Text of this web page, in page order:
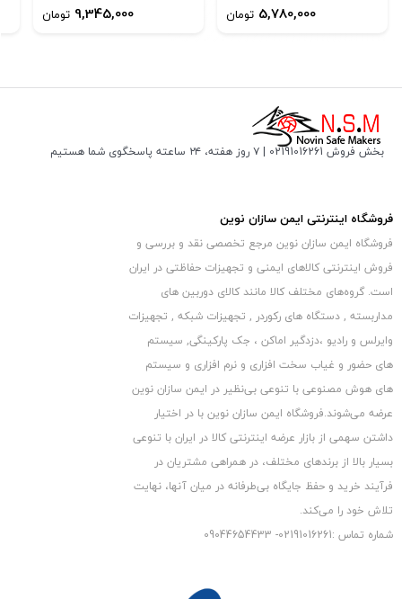
.
ضبط و عکسبرداری دوربین شکاری فورکی
مگاپیکسل ، فیلم‌هایی با کیفیت 1520P و صدای فوق العاده شفاف را
ثبت کند. در واقع زنده تر و واضح تر به شما نمایش داده می شود. از
آنجایی که این عکس و فیلم ها از کیفیت و جزئیات بالایی برخوردار
هستند، می تواند از آن ها برای بروز کردن مقالات علمی استفاده کرد.
دوربین تله ای 4K قابلیت ضبط حلقه ای نیز دارد، هنگامی که حافظه
5,780,000 تومان 9,345,000 تومان
بخش فروش 02191016261 | ۷ روز هفته، ۲۴ ساعته پاسخگوی شما هستیم
فروشگاه اینترنتی ایمن سازان نوین
فروشگاه ایمن سازان نوین مرجع تخصصی نقد و بررسی و
فروش اینترنتی کالاهای ایمنی و تجهیزات حفاظتی در ایران
است. گروه‏‏‌های مختلف کالا مانند کالای دوربین های
مداربسته , دستگاه های رکوردر , تجهیزات شبکه , تجهیزات
وایرلس و رادیو ،دزدگیر اماکن ، جک پارکینگی, سیستم
های حضور و غیاب سخت افزاری و نرم افزاری و سیستم
های هوش مصنوعی با تنوعی بی‌نظیر در ایمن سازان نوین
عرضه می‏‏‏‌شوند.فروشگاه ایمن سازان نوین با در اختیار
داشتن سهمی از بازار عرضه اینترنتی کالا در ایران با تنوعی
بسیار بالا از برندهای مختلف، در همراهی مشتریان در
فرآیند خرید و حفظ جایگاه بی‏‏‏‌طرفانه در میان آنها، نهایت
تلاش خود را می‌‏‏کند.
شماره تماس :02191016261- 09044654433